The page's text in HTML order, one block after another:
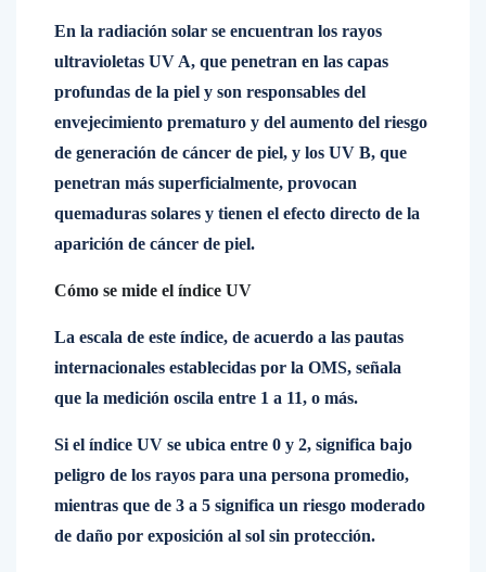
En la radiación solar se encuentran los rayos
ultravioletas UV A, que penetran en las capas
profundas de la piel y son responsables del
envejecimiento prematuro y del aumento del riesgo
de generación de cáncer de piel, y los UV B, que
penetran más superficialmente, provocan
quemaduras solares y tienen el efecto directo de la
aparición de cáncer de piel.
Cómo se mide el índice UV
La escala de este índice, de acuerdo a las pautas
internacionales establecidas por la OMS, señala
que la medición oscila entre 1 a 11, o más.
Si el índice UV se ubica entre 0 y 2, significa bajo
peligro de los rayos para una persona promedio,
mientras que de 3 a 5 significa un riesgo moderado
de daño por exposición al sol sin protección.